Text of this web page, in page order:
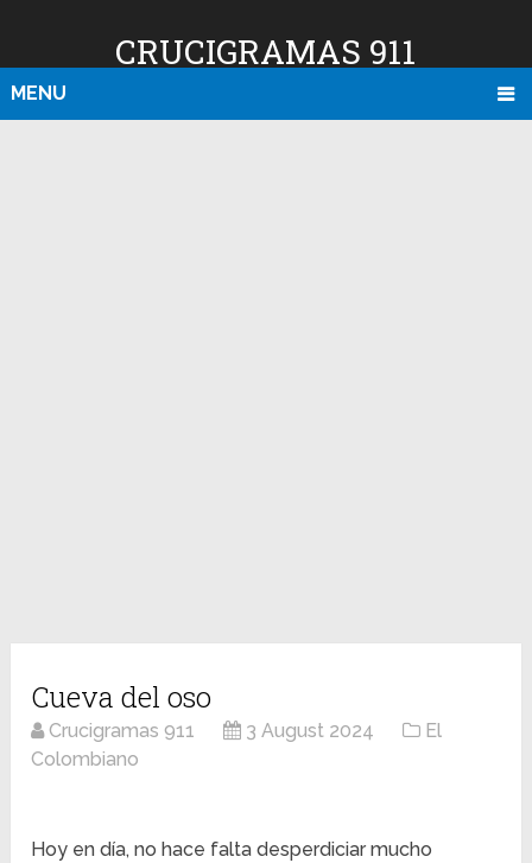
CRUCIGRAMAS 911
MENU
Cueva del oso
Crucigramas 911 3 August 2024
El
Colombiano
Hoy en día, no hace falta desperdiciar mucho